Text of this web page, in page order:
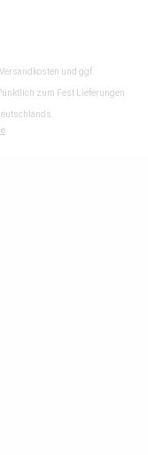
Versandkosten und ggf.
zum Fest Lieferungen